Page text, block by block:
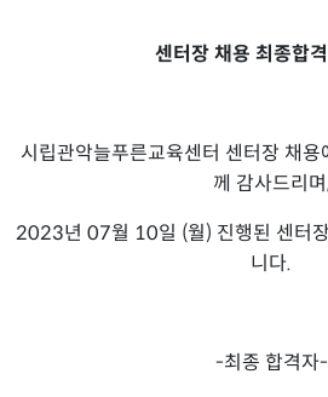
센터장 채용 최종합
시립관악늘푸른교육센터 센터장 채
께 감사드리
2023년 07월 10일 (월) 진행된 센터
니다.
-최종 합격자-